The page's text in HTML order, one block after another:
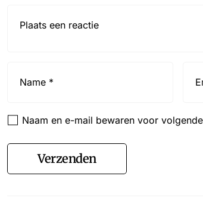
Naam en e-mail bewaren voor
Verzenden